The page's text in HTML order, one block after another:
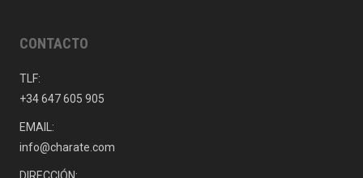
CONTACTO
TLF:
+34 647 605 905
EMAIL:
info@charate.com